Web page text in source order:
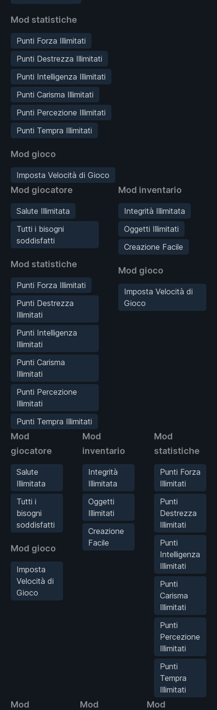
Mod statistiche
Punti Forza Illimitati
Punti Destrezza Illimitati
Punti Intelligenza Illimitati
Punti Carisma Illimitati
Punti Percezione Illimitati
Punti Tempra Illimitati
Mod gioco
Imposta Velocità di Gioco
Mod giocatore
Salute Illimitata
Tutti i bisogni
soddisfatti
Mod statistiche
Punti Forza Illimitati
Punti Destrezza
Illimitati
Punti Intelligenza
Illimitati
Punti Carisma
Illimitati
Punti Percezione
Illimitati
Punti Tempra Illimitati
Mod inventario
Integrità Illimitata
Oggetti Illimitati
Creazione Facile
Mod gioco
Imposta Velocità di
Gioco
Mod
giocatore
Salute
Illimitata
Tutti i
bisogni
soddisfatti
Mod gioco
Imposta
Velocità di
Gioco
Mod
inventario
Integrità
Illimitata
Oggetti
Illimitati
Creazione
Facile
Mod
statistiche
Punti Forza
Illimitati
Punti
Destrezza
Illimitati
Punti
Intelligenza
Illimitati
Punti
Carisma
Illimitati
Punti
Percezione
Illimitati
Punti
Tempra
Illimitati
Mod
Mod
Mod